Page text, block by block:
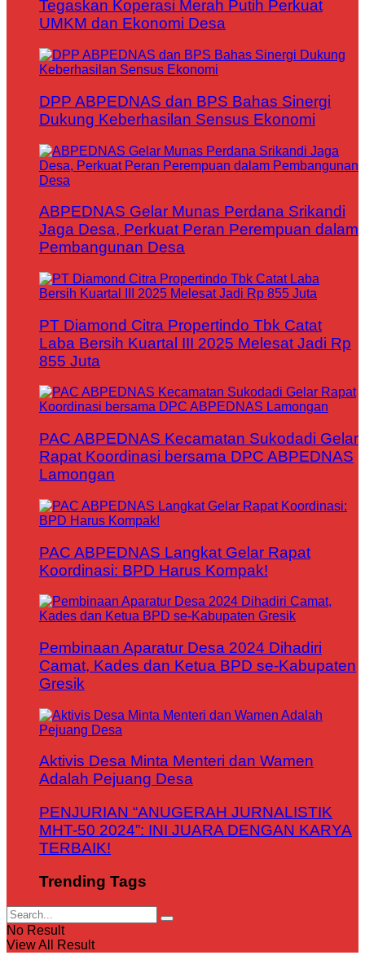
Tegaskan Koperasi Merah Putih Perkuat
UMKM dan Ekonomi Desa
DPP ABPEDNAS dan BPS Bahas Sinergi
Dukung Keberhasilan Sensus Ekonomi
ABPEDNAS Gelar Munas Perdana Srikandi
Jaga Desa, Perkuat Peran Perempuan dalam
Pembangunan Desa
PT Diamond Citra Propertindo Tbk Catat
Laba Bersih Kuartal III 2025 Melesat Jadi Rp
855 Juta
PAC ABPEDNAS Kecamatan Sukodadi Gelar
Rapat Koordinasi bersama DPC ABPEDNAS
Lamongan
PAC ABPEDNAS Langkat Gelar Rapat
Koordinasi: BPD Harus Kompak!
Pembinaan Aparatur Desa 2024 Dihadiri
Camat, Kades dan Ketua BPD se-Kabupaten
Gresik
Aktivis Desa Minta Menteri dan Wamen
Adalah Pejuang Desa
PENJURIAN “ANUGERAH JURNALISTIK
MHT-50 2024”: INI JUARA DENGAN KARYA
TERBAIK!
Trending Tags
No Result
View All Result